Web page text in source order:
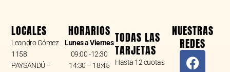
LOCALES
Leandro Gómez
1158
PAYSANDÚ –
HORARIOS
Lunes a Viernes
09:00 -12:30
14:30 – 18:45
TODAS LAS
TARJETAS
Hasta 12 cuotas
NUESTRAS
REDES
F
a
I
n
W
h